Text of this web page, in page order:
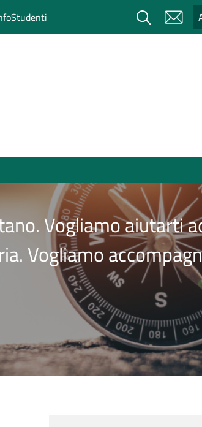
Cerca
Vogliamo aiutarti
Vogliamo